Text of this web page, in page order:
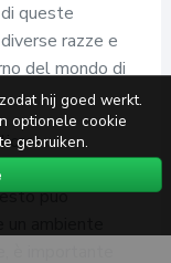
queste
razze e
del mondo di
del mondo
può
ambiente
è importante
hij goed werkt.
optionele cookie
gebruiken.